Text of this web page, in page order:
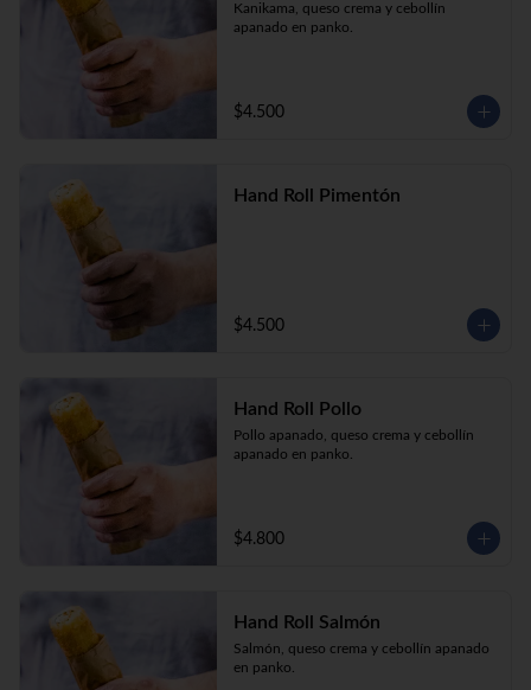
Kanikama, queso crema y cebollín
apanado en panko.
$4.500
Hand Roll Pimentón
$4.500
Hand Roll Pollo
Pollo apanado, queso crema y cebollín
apanado en panko.
$4.800
Hand Roll Salmón
Salmón, queso crema y cebollín apanado
en panko.